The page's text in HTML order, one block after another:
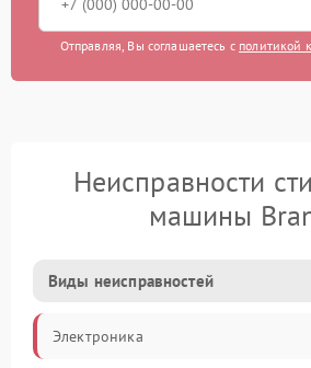
Отправляя, Вы соглашаетесь с политикой
Неисправности
машины
Виды неисправностей
Электроника